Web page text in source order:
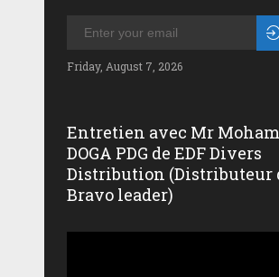
Friday, August 7, 2026
Entretien avec Mr
DOGA PDG de EDF Divers
Distribution (Distributeur
Bravo leader)